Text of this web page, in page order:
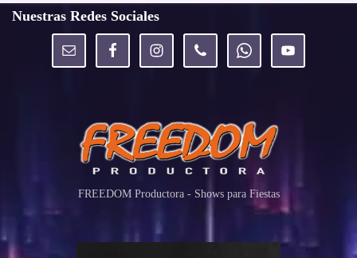
Nuestras Redes Sociales
FREEDOM Productora - Shows para Fiestas